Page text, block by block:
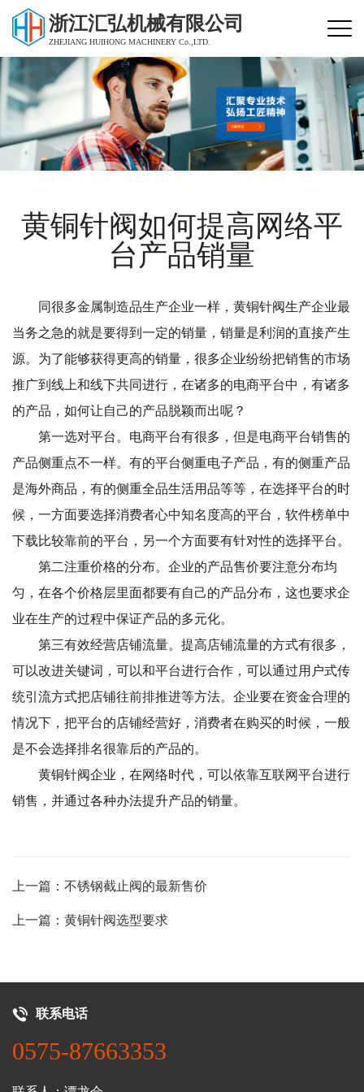
浙江汇弘机械有限公司
ZHEJIANG HUIHONG MACHINERY Co.,LTD.
黄铜针阀如何提高网络平
台产品销量
同很多金属制造品生产企业一样，黄铜针阀生产企业最
当务之急的就是要得到一定的销量，销量是利润的直接产生
源。为了能够获得更高的销量，很多企业纷纷把销售的市场
推广到线上和线下共同进行，在诸多的电商平台中，有诸多
的产品，如何让自己的产品脱颖而出呢？
第一选对平台。电商平台有很多，但是电商平台销售的
产品侧重点不一样。有的平台侧重电子产品，有的侧重产品
是海外商品，有的侧重全品生活用品等等，在选择平台的时
候，一方面要选择消费者心中知名度高的平台，软件榜单中
下载比较靠前的平台，另一个方面要有针对性的选择平台。
第二注重价格的分布。企业的产品售价要注意分布均
匀，在各个价格层里面都要有自己的产品分布，这也要求企
业在生产的过程中保证产品的多元化。
第三有效经营店铺流量。提高店铺流量的方式有很多，
可以改进关键词，可以和平台进行合作，可以通过用户式传
统引流方式把店铺往前排推进等方法。企业要在资金合理的
情况下，把平台的店铺经营好，消费者在购买的时候，一般
是不会选择排名很靠后的产品的。
黄铜针阀企业，在网络时代，可以依靠互联网平台进行
销售，并通过各种办法提升产品的销量。
上一篇：不锈钢截止阀的最新售价
上一篇：黄铜针阀选型要求
联系电话
0575-87663353